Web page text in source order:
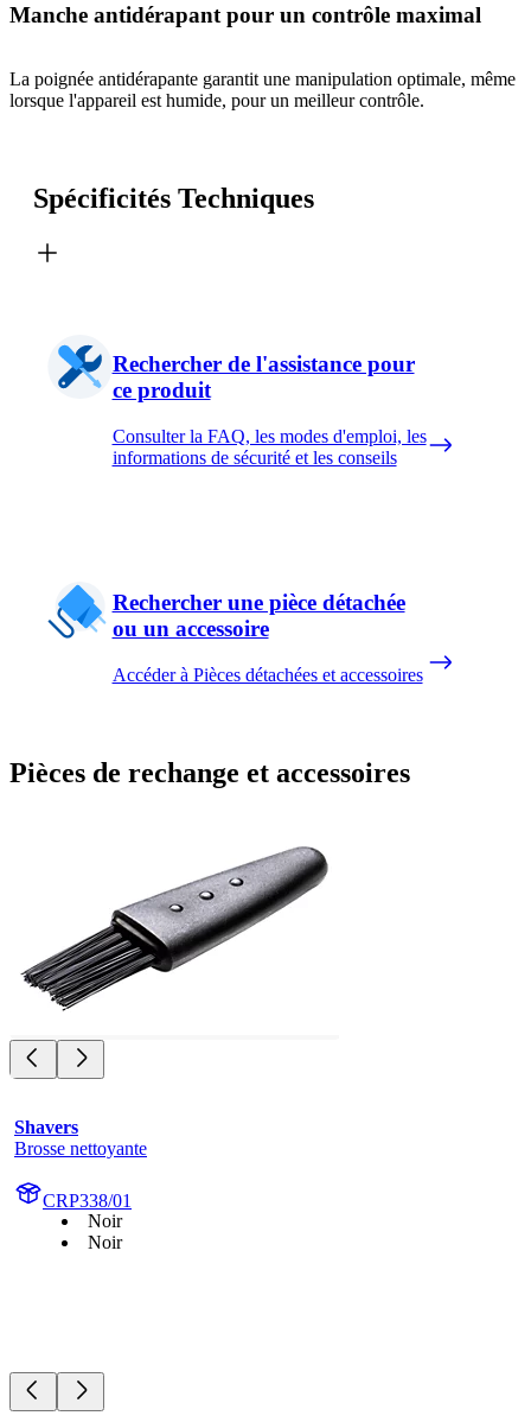
Manche antidérapant pour un contrôle maximal
La poignée antidérapante garantit une manipulation optimale, même
lorsque l'appareil est humide, pour un meilleur contrôle.
Spécificités Techniques
Rechercher de l'assistance pour
ce produit
Consulter la FAQ, les modes d'emploi, les
informations de sécurité et les conseils
Rechercher une pièce détachée
ou un accessoire
Accéder à Pièces détachées et accessoires
Pièces de rechange et accessoires
Shavers
Brosse nettoyante
CRP338/01
Noir
Noir